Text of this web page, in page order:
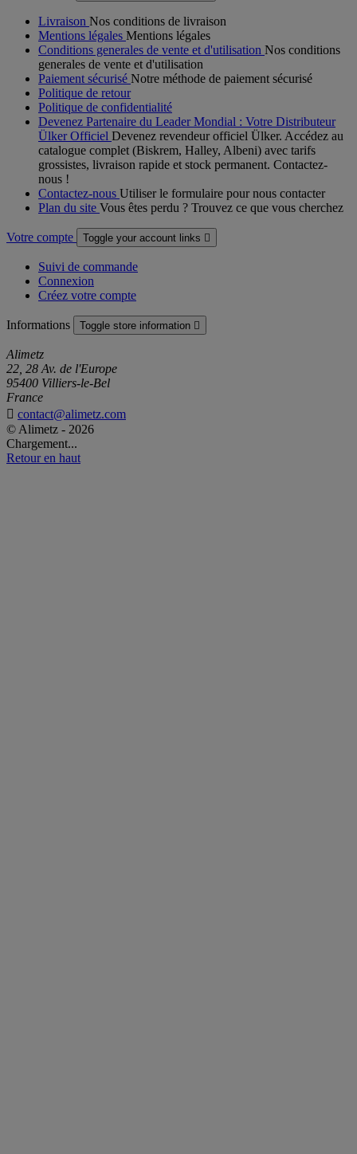
Livraison Nos conditions de livraison
Mentions légales Mentions légales
Conditions generales de vente et d'utilisation Nos conditions
generales de vente et d'utilisation
Paiement sécurisé Notre méthode de paiement sécurisé
Politique de retour
Politique de confidentialité
Devenez Partenaire du Leader Mondial : Votre Distributeur
Ülker Officiel Devenez revendeur officiel Ülker. Accédez au
catalogue complet (Biskrem, Halley, Albeni) avec tarifs
grossistes, livraison rapide et stock permanent. Contactez-
nous !
Contactez-nous Utiliser le formulaire pour nous contacter
Plan du site Vous êtes perdu ? Trouvez ce que vous cherchez
Votre compte Toggle your account links 
Suivi de commande
Connexion
Créez votre compte
Informations Toggle store information 
Alimetz
22, 28 Av. de l'Europe
95400 Villiers-le-Bel
France
 contact@alimetz.com
© Alimetz - 2026
Chargement...
Retour en haut